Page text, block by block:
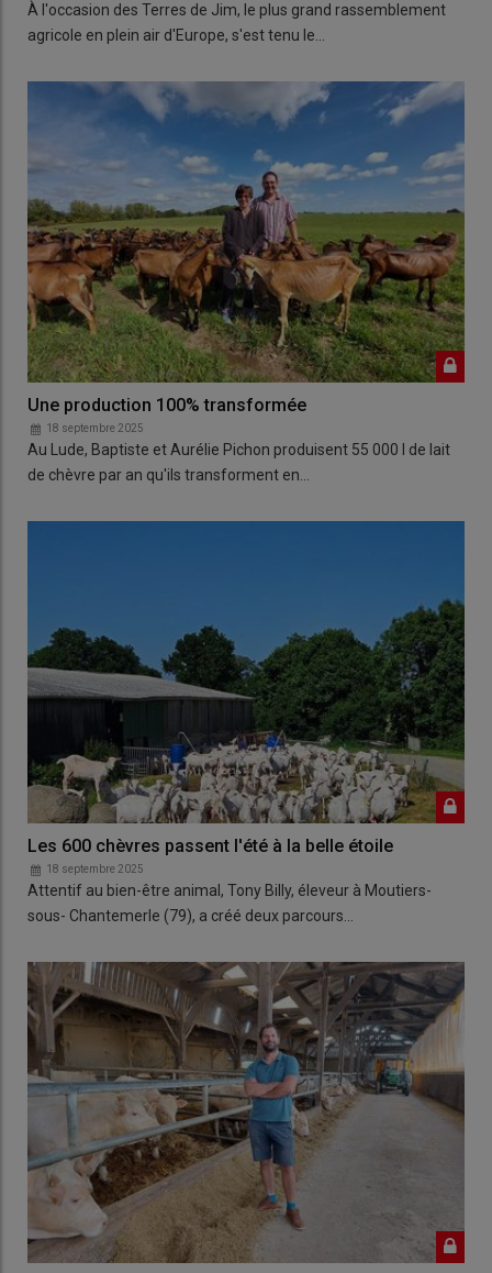
À l'occasion des Terres de Jim, le plus grand rassemblement
agricole en plein air d'Europe, s'est tenu le…
Une production 100% transformée
18 septembre 2025
Au Lude, Baptiste et Aurélie Pichon produisent 55 000 l de lait
de chèvre par an qu'ils transforment en…
Les 600 chèvres passent l'été à la belle étoile
18 septembre 2025
Attentif au bien-être animal, Tony Billy, éleveur à Moutiers-
sous- Chantemerle (79), a créé deux parcours…